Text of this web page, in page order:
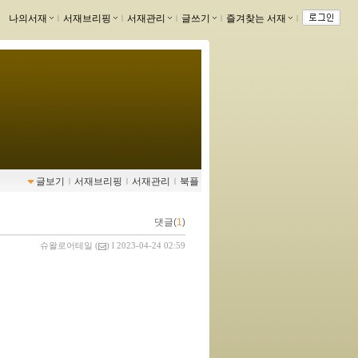
나의서재 서재브리핑 서재관리 글쓰기 즐겨찾는 서재
글보기 ｌ 서재브리핑 ｌ 서재관리 ｌ 북플
댓글(1)
슈왈로어테일 ( ) l 2023-04-24 02:59